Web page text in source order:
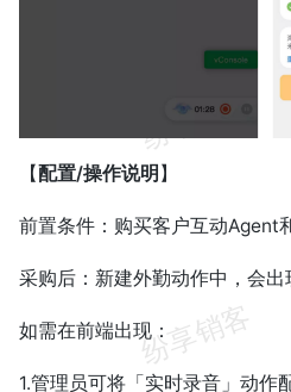
【配置/操作说明 】
前置条件：购买客户互动Agent
采购后：新建外勤动作中，会出
如需在前端出现：
1.管理员可将「实时录音」动作